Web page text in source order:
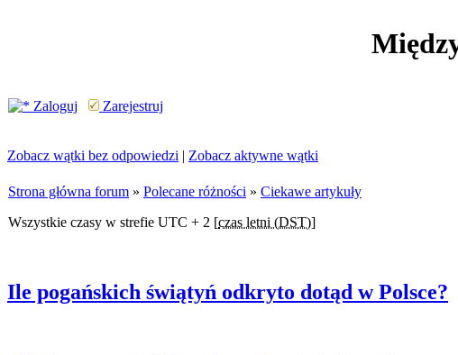
Zaloguj
Zarejestruj
Zobacz wątki bez odpowiedzi | Zobacz aktywne wątki
Strona główna forum » Polecane różności » Ciekawe artykuły
Wszystkie czasy w strefie UTC + 2 [czas letni (DST)]
Ile pogańskich świątyń odkryto dotąd w Polsce?